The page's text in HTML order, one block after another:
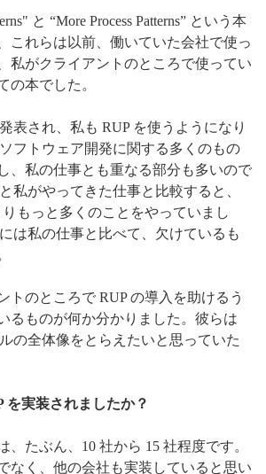
と “More Process Patterns” という本
これらは以前、働いていた会社で使っ
私がクライアントのところで使ってい
の本でした。
表され、私も RUP を使うようになり
フトウェア開発に関する多くのもの
、私の仕事とも重なる部分も多いので
私がやってきた仕事と比較すると、
もっと多くのことをやっていまし
は私の仕事と比べて、欠けているも
トのところで RUP の導入を助けるう
るものが何か分かりました。彼らは
の全体像をとらえたいと思っていた
を実装されましたか？
、たぶん、10 社から 15 社程度です。
なく、他の会社も実装していると思い